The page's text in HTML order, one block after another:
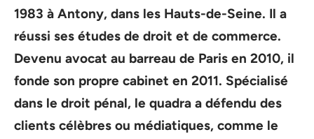
1983 à Antony, dans les Hauts-de-Seine. Il a
réussi ses études de droit et de commerce.
Devenu avocat au barreau de Paris en 2010, il
fonde son propre cabinet en 2011. Spécialisé
dans le droit pénal, le quadra a défendu des
clients célèbres ou médiatiques, comme le